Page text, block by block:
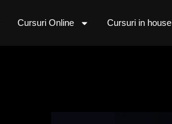
Cursuri Online Cursuri in house